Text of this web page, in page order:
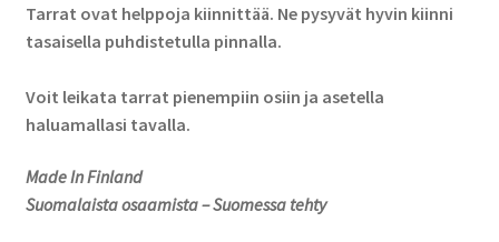
Tarrat ovat helppoja kiinnittää. Ne pysyvät hyvin kiinni
tasaisella puhdistetulla pinnalla.
Voit leikata tarrat pienempiin osiin ja asetella
haluamallasi tavalla.
Made In Finland
Suomalaista osaamista – Suomessa tehty